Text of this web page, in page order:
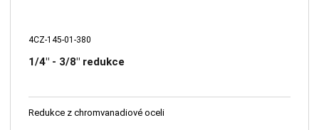
4CZ-145-01-380
1/4" - 3/8" redukce
Redukce z chromvanadiové oceli